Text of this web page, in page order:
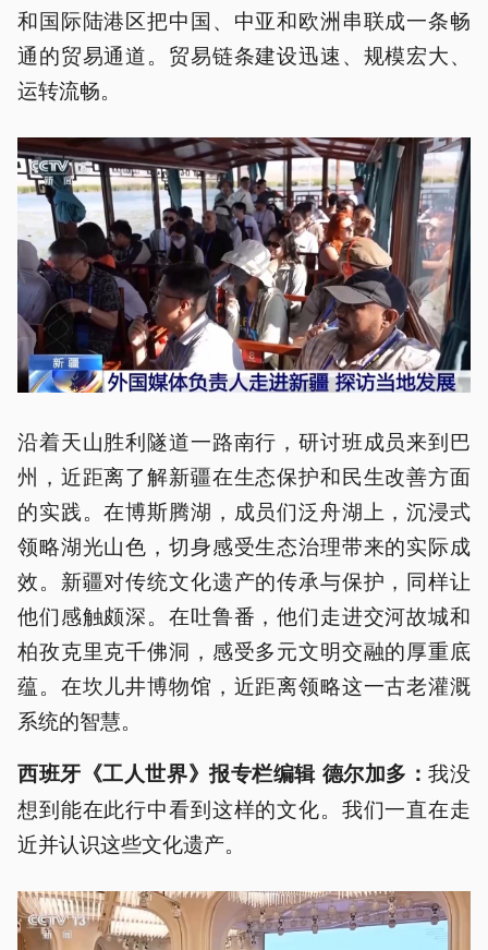
和国际陆港区把中国、中亚和欧洲串联成一条畅
通的贸易通道。贸易链条建设迅速、规模宏大、
运转流畅。
沿着天山胜利隧道一路南行，研讨班成员来到巴
州，近距离了解新疆在生态保护和民生改善方面
的实践。在博斯腾湖，成员们泛舟湖上，沉浸式
领略湖光山色，切身感受生态治理带来的实际成
效。新疆对传统文化遗产的传承与保护，同样让
他们感触颇深。在吐鲁番，他们走进交河故城和
柏孜克里克千佛洞，感受多元文明交融的厚重底
蕴。在坎儿井博物馆，近距离领略这一古老灌溉
系统的智慧。
西班牙《工人世界》报专栏编辑 德尔加多：我没
想到能在此行中看到这样的文化。我们一直在走
近并认识这些文化遗产。